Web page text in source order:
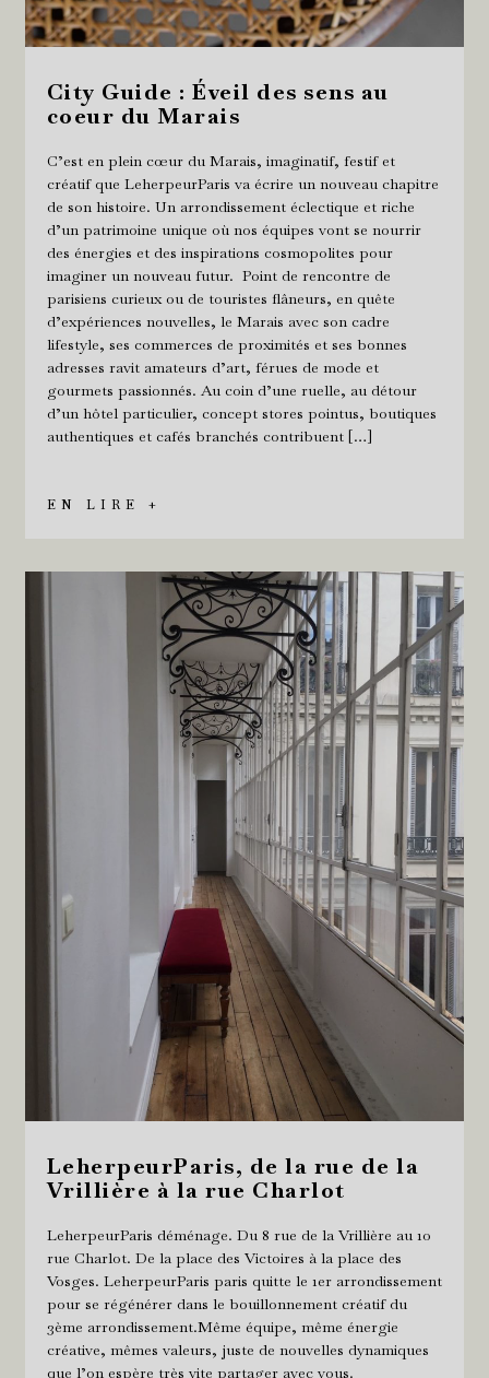
City Guide : Éveil des sens au
coeur du Marais
C’est en plein cœur du Marais, imaginatif, festif et
créatif que LeherpeurParis va écrire un nouveau chapitre
de son histoire. Un arrondissement éclectique et riche
d’un patrimoine unique où nos équipes vont se nourrir
des énergies et des inspirations cosmopolites pour
imaginer un nouveau futur. Point de rencontre de
parisiens curieux ou de touristes flâneurs, en quête
d’expériences nouvelles, le Marais avec son cadre
lifestyle, ses commerces de proximités et ses bonnes
adresses ravit amateurs d’art, férues de mode et
gourmets passionnés. Au coin d’une ruelle, au détour
d’un hôtel particulier, concept stores pointus, boutiques
authentiques et cafés branchés contribuent […]
EN LIRE +
LeherpeurParis, de la rue de la
Vrillière à la rue Charlot
LeherpeurParis déménage. Du 8 rue de la Vrillière au 10
rue Charlot. De la place des Victoires à la place des
Vosges. LeherpeurParis paris quitte le 1er arrondissement
pour se régénérer dans le bouillonnement créatif du
3ème arrondissement.Même équipe, même énergie
créative, mêmes valeurs, juste de nouvelles dynamiques
que l’on espère très vite partager avec vous.